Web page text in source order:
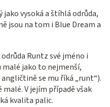
jako vysoká a štíhlá odrůda,
jsou na tom i Blue Dream a
Runtz své jméno i
malé jako to nejmenší,
se mu říká „runt“).
V jejím případě však
kvalita palic.